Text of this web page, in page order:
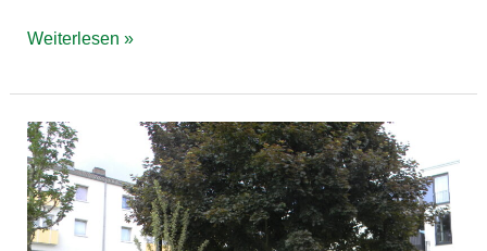
Weiterlesen »
Neuss
am
Hohen
Weg